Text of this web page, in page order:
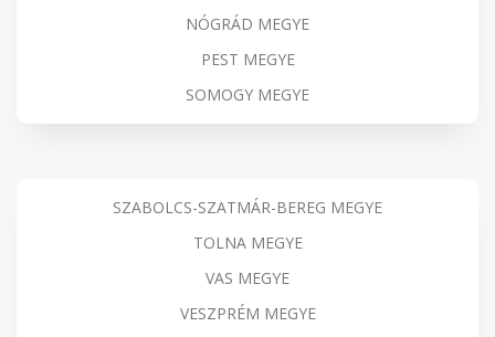
NÓGRÁD MEGYE
PEST MEGYE
SOMOGY MEGYE
SZABOLCS-SZATMÁR-BEREG MEGYE
TOLNA MEGYE
VAS MEGYE
VESZPRÉM MEGYE